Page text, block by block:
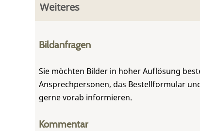
Weiteres
Bildanfragen
Sie möchten Bilder in hoher Auflösung
Ansprechpersonen, das Bestellformular
gerne vorab informieren.
Kommentar